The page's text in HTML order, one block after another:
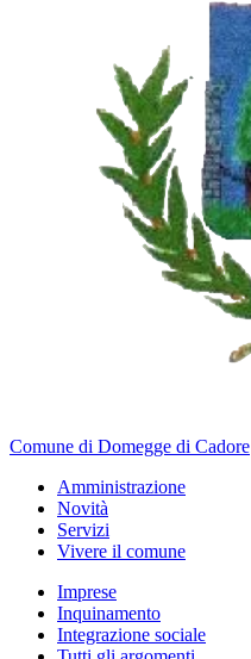
Comune di Domegge di Cadore
Amministrazione
Novità
Servizi
Vivere il comune
Imprese
Inquinamento
Integrazione sociale